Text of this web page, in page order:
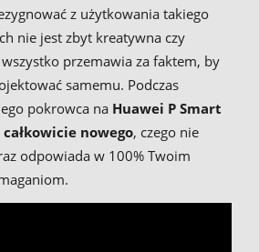
z użytkowania takiego
nie jest zbyt kreatywna czy
przemawia za faktem, by
samemu. Podczas
pokrowca na Huawei P Smart
nowego, czego nie
odpowiada w 100% Twoim